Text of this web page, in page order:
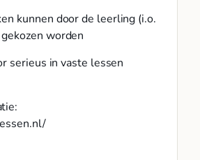
kunnen door de leerling (i.o.
worden
serieus in vaste lessen